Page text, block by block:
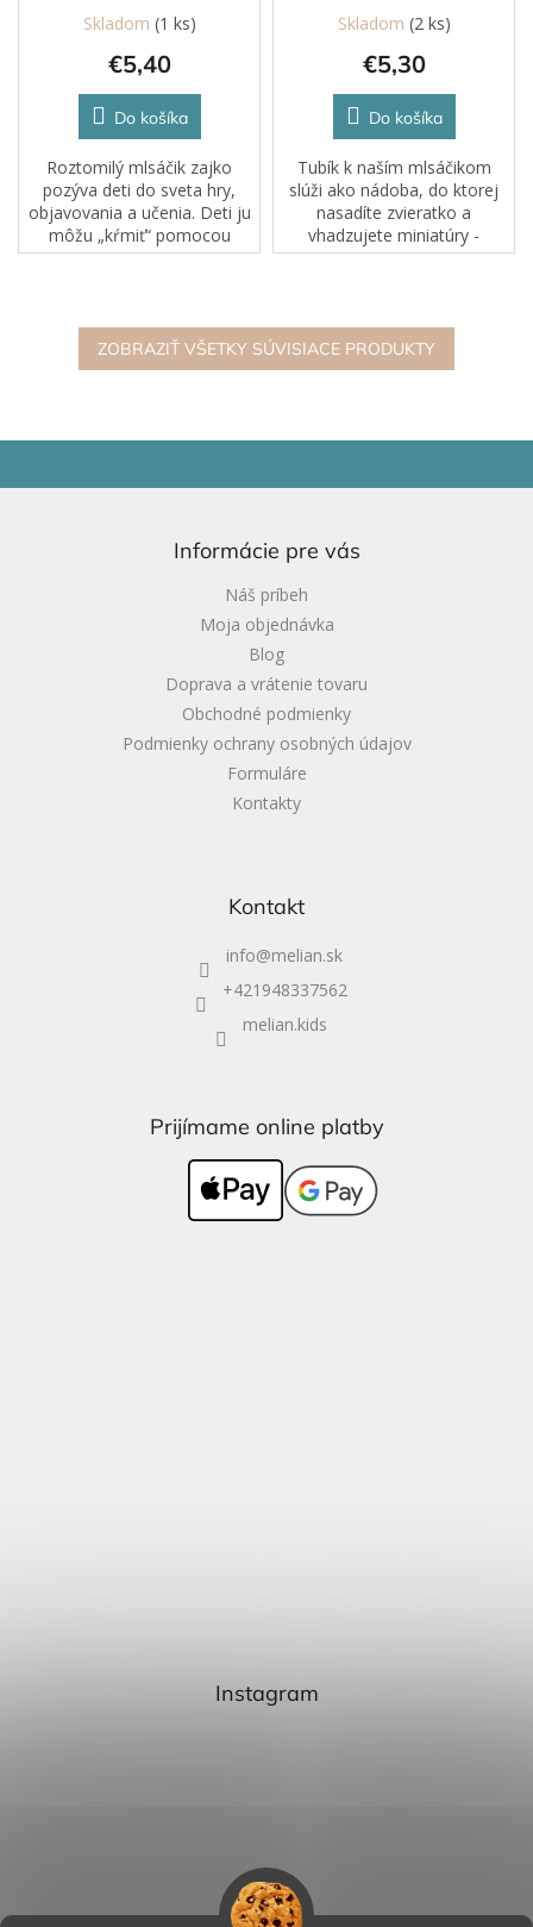
Skladom (1 ks)
€5,40
Do košíka
Roztomilý mlsáčik zajko
pozýva deti do sveta hry,
objavovania a učenia. Deti ju
môžu „kŕmiť“ pomocou
prstov alebo si precvičovať
doplnkom k...
Skladom (2 ks)
€5,30
Do košíka
Tubík k naším mlsáčikom
slúži ako nádoba, do ktorej
nasadíte zvieratko a
vhadzujete miniatúry -
maškrty.
ZOBRAZIŤ VŠETKY SÚVISIACE PRODUKTY
Informácie pre vás
Náš príbeh
Moja objednávka
Blog
Doprava a vrátenie tovaru
Obchodné podmienky
Podmienky ochrany osobných údajov
Formuláre
Kontakty
Kontakt
info@melian.sk
+421948337562
melian.kids
Prijímame online platby
Instagram